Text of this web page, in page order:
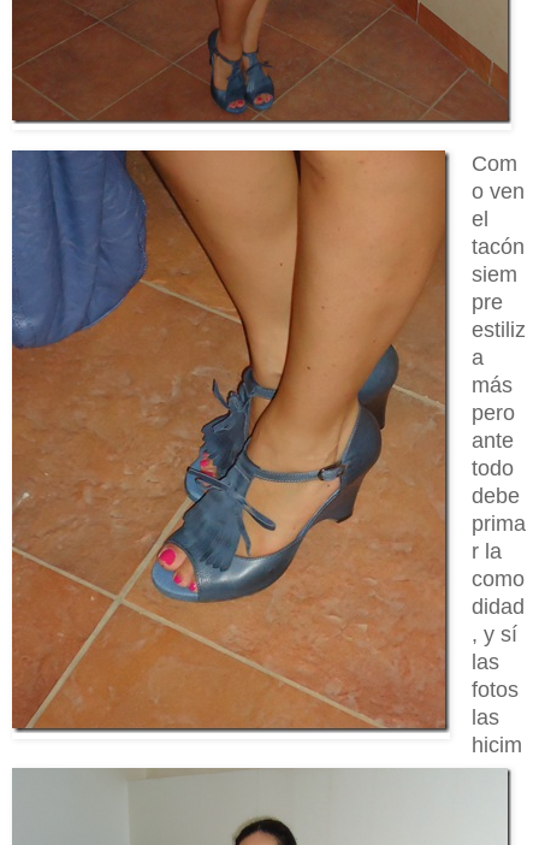
Com
o ven
el
tacón
siem
pre
estiliz
a
más
pero
ante
todo
debe
prima
r la
como
didad
, y sí
las
fotos
las
hicim